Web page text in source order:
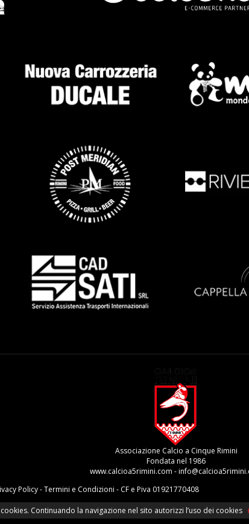
Associazione Calcio a Cinque Rimini
Fondata nel 1986
www.calcioa5rimini.com -
Policy-Termini e Condizioni - CF e Piva 01921770408
Continuando la navigazione nel sito autorizzi l’uso dei cookies